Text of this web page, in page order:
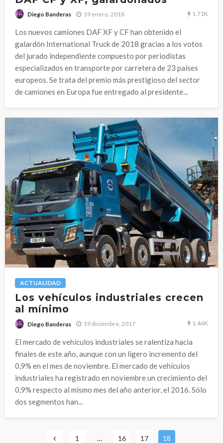
Diego Banderas 19 enero, 2018 1.71K
Los nuevos camiones DAF XF y CF han obtenido el
galardón International Truck de 2018 gracias a los votos
del jurado independiente compuesto por periodistas
especializados en transporte por carretera de 23 países
europeos. Se trata del premio más prestigioso del sector
de camiones en Europa fue entregado al presidente...
ACTUALIDAD
Los vehículos industriales crecen
al mínimo
Diego Banderas 19 diciembre, 2017 1.46K
El mercado de vehículos industriales se ralentiza hacia
finales de este año, aunque con un ligero incremento del
0,9% en el mes de noviembre. El mercado de vehículos
industriales ha registrado en noviembre un crecimiento del
0,9% respecto al mismo mes del año anterior, el 2016. Sólo
dos segmentos han...
1 … 16 17 18